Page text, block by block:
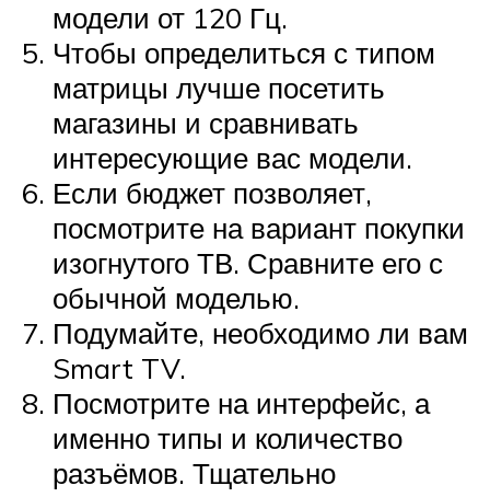
модели от 120 Гц.
Чтобы определиться с типом
матрицы лучше посетить
магазины и сравнивать
интересующие вас модели.
Если бюджет позволяет,
посмотрите на вариант покупки
изогнутого ТВ. Сравните его с
обычной моделью.
Подумайте, необходимо ли вам
Smart TV.
Посмотрите на интерфейс, а
именно типы и количество
разъёмов. Тщательно